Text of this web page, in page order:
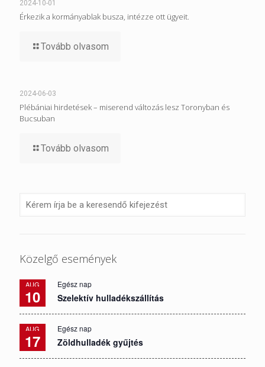
2024-10-01
Érkezik a kormányablak busza, intézze ott ügyeit.
Tovább olvasom
2024-06-03
Plébániai hirdetések – miserend változás lesz Toronyban és
Bucsuban
Tovább olvasom
Közelgő események
AUG
10
Egész nap
Szelektív hulladékszállítás
AUG
17
Egész nap
Zöldhulladék gyűjtés